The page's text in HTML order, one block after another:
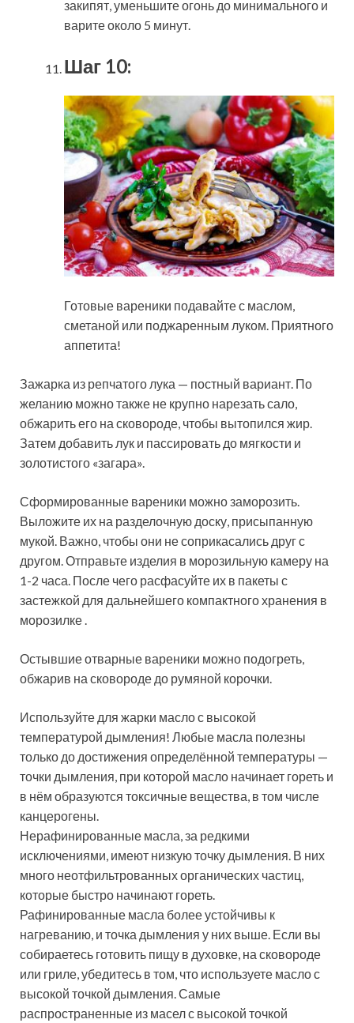
закипят, уменьшите огонь до минимального и
варите около 5 минут.
Шаг 10:
Готовые вареники подавайте с маслом,
сметаной или поджаренным луком. Приятного
аппетита!
Зажарка из репчатого лука — постный вариант. По
желанию можно также не крупно нарезать сало,
обжарить его на сковороде, чтобы вытопился жир.
Затем добавить лук и пассировать до мягкости и
золотистого «загара».
Сформированные вареники можно заморозить.
Выложите их на разделочную доску, присыпанную
мукой. Важно, чтобы они не соприкасались друг с
другом. Отправьте изделия в морозильную камеру на
1-2 часа. После чего расфасуйте их в пакеты с
застежкой для дальнейшего компактного хранения в
морозилке .
Остывшие отварные вареники можно подогреть,
обжарив на сковороде до румяной корочки.
Используйте для жарки масло с высокой
температурой дымления! Любые масла полезны
только до достижения определённой температуры —
точки дымления, при которой масло начинает гореть и
в нём образуются токсичные вещества, в том числе
канцерогены.
Нерафинированные масла, за редкими
исключениями, имеют низкую точку дымления. В них
много неотфильтрованных органических частиц,
которые быстро начинают гореть.
Рафинированные масла более устойчивы к
нагреванию, и точка дымления у них выше. Если вы
собираетесь готовить пищу в духовке, на сковороде
или гриле, убедитесь в том, что используете масло с
высокой точкой дымления. Самые
распространенные из масел с высокой точкой